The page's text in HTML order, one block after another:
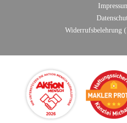
Widerrufsbelehrung